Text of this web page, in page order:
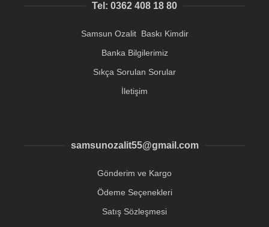
Tel: 0362 408 18 80
Samsun Ozalit Baskı Kimdir
Banka Bilgilerimiz
Sıkça Sorulan Sorular
İletişim
samsunozalit55@gmail.com
Gönderim ve Kargo
Ödeme Seçenekleri
Satış Sözleşmesi